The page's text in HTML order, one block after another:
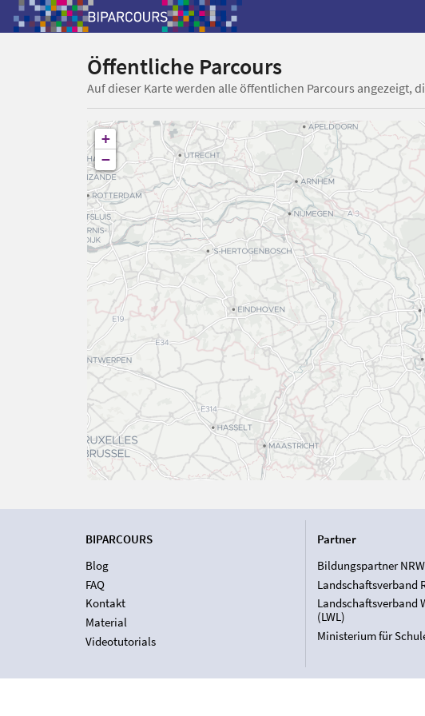
Öffentliche Parcours
Auf dieser Karte werden alle öffentlichen Parcours angezeigt,
+
−
BIPARCOURS
Blog
FAQ
Kontakt
Material
Videotutorials
Partner
Bildungspartner NRW
Landschaftsverband
Landschaftsverband
(LWL)
Ministerium für